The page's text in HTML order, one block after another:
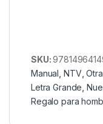
SKU:
Manual NTV,
Letra Grande ,
Regalo para